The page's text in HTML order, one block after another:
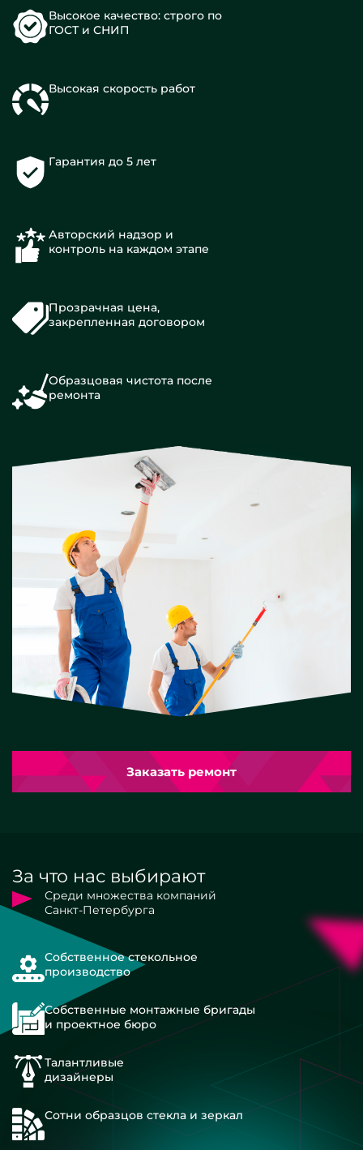
Высокое качество: строго по
ГОСТ и СНИП
Высокая скорость работ
Гарантия до 5 лет
Авторский надзор и
контроль на каждом этапе
Прозрачная цена,
закрепленная договором
Образцовая чистота после
ремонта
Заказать ремонт
За что нас выбирают
Среди множества компаний
Санкт-Петербурга
Собственное стекольное
производство
Собственные монтажные бригады
и проектное бюро
Талантливые
дизайнеры
Сотни образцов стекла и зеркал